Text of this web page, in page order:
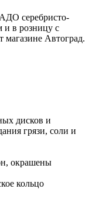
дисков и
грязи, соли и
окрашены
кольцо